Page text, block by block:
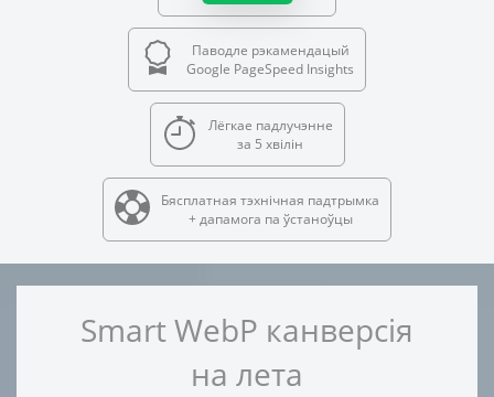
Паводле рэкамендацый
Google PageSpeed Insights
Лёгкае падлучэнне
за 5 хвілін
Бясплатная тэхнічная падтрымка
+ дапамога па ўстаноўцы
Smart WebP канверсія
на лета